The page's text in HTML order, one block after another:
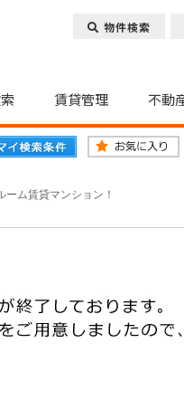
物件検索
賃貸管理 不動
ム賃貸マンション！